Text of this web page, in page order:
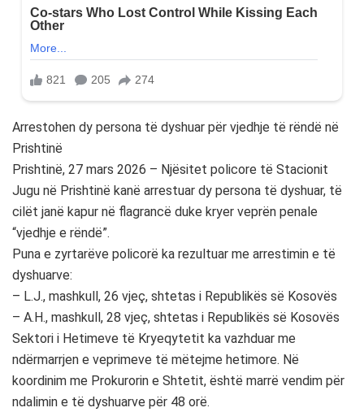
Arrestohen dy persona të dyshuar për vjedhje të rëndë në
Prishtinë
Prishtinë, 27 mars 2026 – Njësitet policore të Stacionit
Jugu në Prishtinë kanë arrestuar dy persona të dyshuar, të
cilët janë kapur në flagrancë duke kryer veprën penale
“vjedhje e rëndë”.
Puna e zyrtarëve policorë ka rezultuar me arrestimin e të
dyshuarve:
– L.J., mashkull, 26 vjeç, shtetas i Republikës së Kosovës
– A.H., mashkull, 28 vjeç, shtetas i Republikës së Kosovës
Sektori i Hetimeve të Kryeqytetit ka vazhduar me
ndërmarrjen e veprimeve të mëtejme hetimore. Në
koordinim me Prokurorin e Shtetit, është marrë vendim për
ndalimin e të dyshuarve për 48 orë.